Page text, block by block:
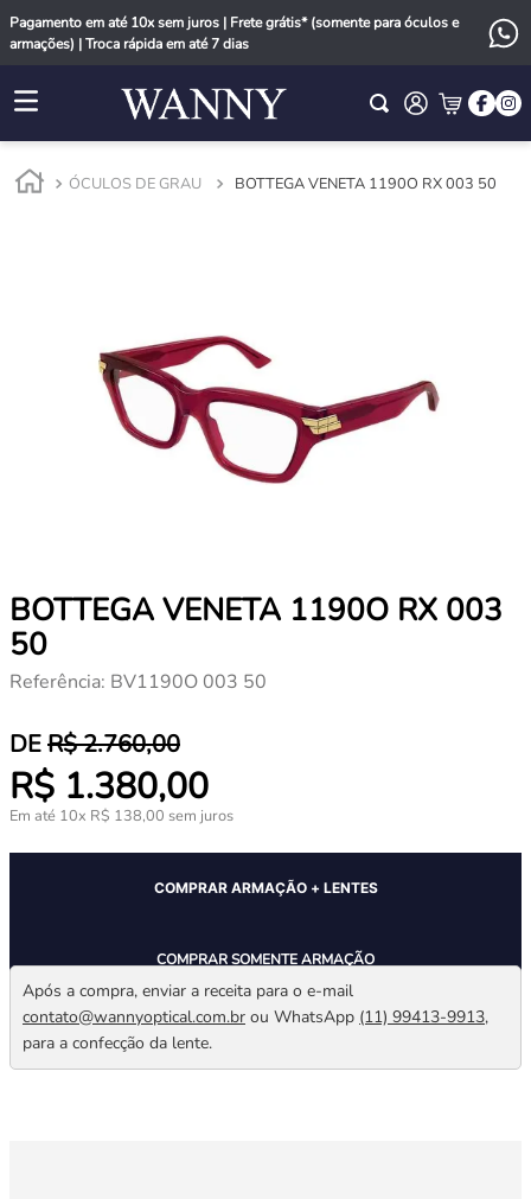
Pagamento em até 10x sem juros | Frete grátis* (somente para óculos e
armações) | Troca rápida em até 7 dias
ÓCULOS DE GRAU BOTTEGA VENETA 1190O RX 003 50
BOTTEGA VENETA 1190O RX 003
50
Referência: BV1190O 003 50
R$2.760,00
R$ 1.380,00
Em até 10x R$ 138,00 sem juros
COMPRAR ARMAÇÃO + LENTES
COMPRAR SOMENTE ARMAÇÃO
Após a compra, enviar a receita para o e-mail
contato@wannyoptical.com.br ou WhatsApp (11) 99413-9913,
para a confecção da lente.